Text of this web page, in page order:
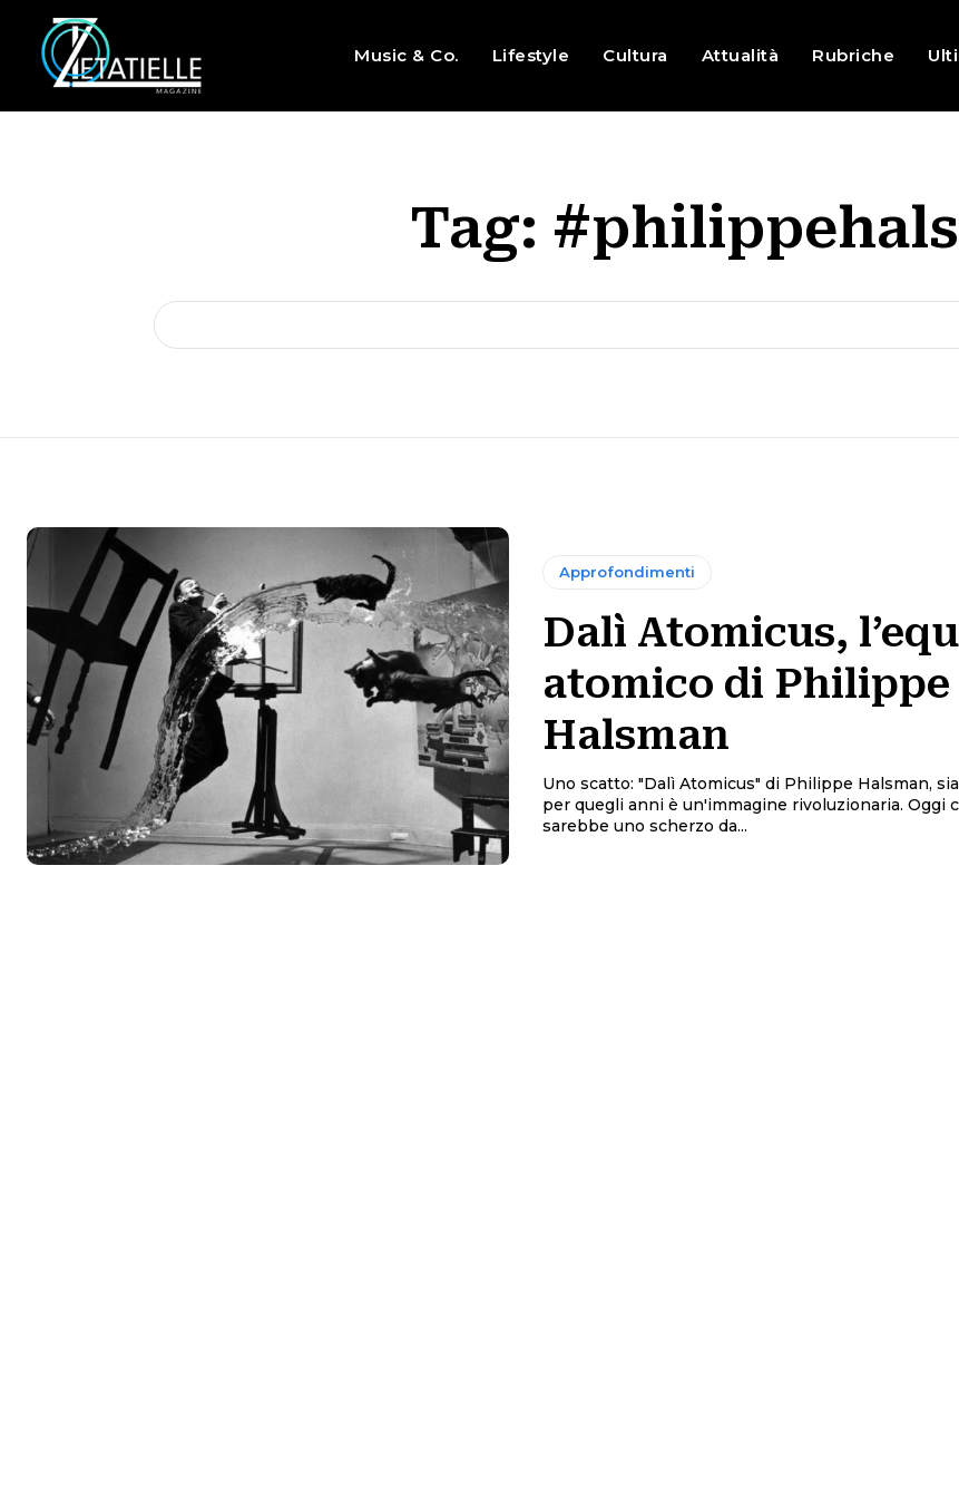
Music & Co. Lifestyle Cultura Attualità Rubriche
Tag:
Approfondimenti
Dalì Atomicus,
atomico di Philippe
Halsman
Uno scatto: "Dalì Atomicus" di Philippe Halsman,
per quegli anni è un'immagine rivoluzionaria. Oggi
sarebbe uno scherzo da...